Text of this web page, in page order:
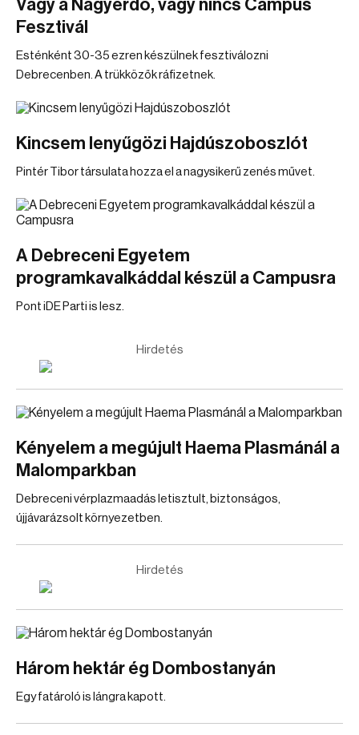
Vagy a Nagyerdő, vagy nincs Campus
Fesztivál
Esténként 30-35 ezren készülnek fesztiválozni
Debrecenben. A trükközők ráfizetnek.
Kincsem lenyűgözi Hajdúszoboszlót
Pintér Tibor társulata hozza el a nagysikerű zenés művet.
A Debreceni Egyetem
programkavalkáddal készül a Campusra
Pont iDE Parti is lesz.
Hirdetés
Kényelem a megújult Haema Plasmánál a
Malomparkban
Debreceni vérplazmaadás letisztult, biztonságos,
újjávarázsolt környezetben.
Hirdetés
Három hektár ég Dombostanyán
Egy fatároló is lángra kapott.